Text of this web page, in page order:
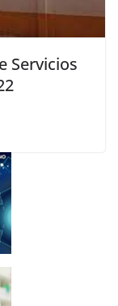
Servicios